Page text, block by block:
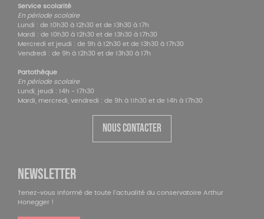
Service scolarité
En période scolaire
Lundi : de 10h30 à 12h30 et de 13h30 à 17h
Mardi : de 10h30 à 12h30 et de 13h30 à 17h30
Mercredi et jeudi : de 9h à 12h30 et de 13h30 à 17h30
Vendredi : de 9h à 12h30 et de 13h30 à 17h
Partothèque
En période scolaire
Lundi, jeudi : 14h - 17h30
Mardi, mercredi, vendredi : de 9h à 11h30 et de 14h à 17h30
NOUS CONTACTER
NEWSLETTER
Tenez-vous informé de toute l'actualité du conservatoire Arthur
Honegger !